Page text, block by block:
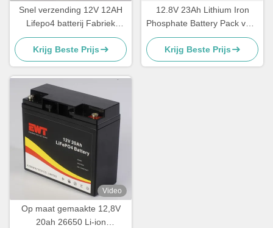
Snel verzending 12V 12AH
Lifepo4 batterij Fabriek
directe verkoop
Krijg Beste Prijs
12.8V 23Ah Lithium Iron
Phosphate Battery Pack voor
elektrische vorkheftrucks
Krijg Beste Prijs
Video
Op maat gemaakte 12,8V
20ah 26650 Li-ion